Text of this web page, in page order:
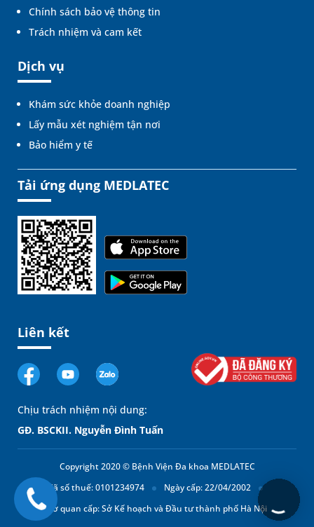
Chính sách bảo vệ thông tin
Trách nhiệm và cam kết
Dịch vụ
Khám sức khỏe doanh nghiệp
Lấy mẫu xét nghiệm tận nơi
Bảo hiểm y tế
Tải ứng dụng MEDLATEC
Liên kết
Chịu trách nhiệm nội dung:
GĐ. BSCKII. Nguyễn Đình Tuấn
Copyright 2020 © Bệnh Viện Đa khoa MEDLATEC
Mã số thuế: 0101234974
Ngày cấp: 22/04/2002
Cơ quan cấp: Sở Kế hoạch và Đầu tư thành phố Hà Nội